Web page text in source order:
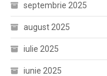
septembrie 2025
august 2025
iulie 2025
iunie 2025